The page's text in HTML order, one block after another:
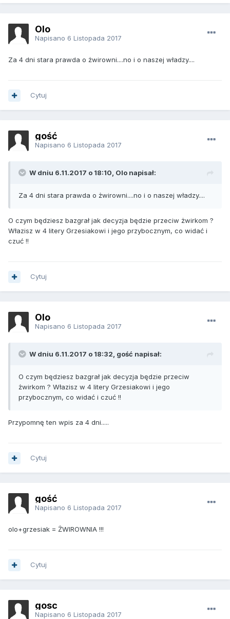
Olo
Napisano 6 Listopada 2017
Za 4 dni stara prawda o żwirowni....no i o naszej władzy....
Cytuj
gość
Napisano 6 Listopada 2017
W dniu 6.11.2017 o 18:10, Olo napisał:
Za 4 dni stara prawda o żwirowni....no i o naszej władzy....
O czym będziesz bazgrał jak decyzja będzie przeciw żwirkom ?
Włazisz w 4 litery Grzesiakowi i jego przybocznym, co widać i
czuć !!
Cytuj
Olo
Napisano 6 Listopada 2017
W dniu 6.11.2017 o 18:32, gość napisał:
O czym będziesz bazgrał jak decyzja będzie przeciw
żwirkom ? Włazisz w 4 litery Grzesiakowi i jego
przybocznym, co widać i czuć !!
Przypomnę ten wpis za 4 dni.....
Cytuj
gość
Napisano 6 Listopada 2017
olo+grzesiak = ŻWIROWNIA !!!
Cytuj
gosc
Napisano 6 Listopada 2017